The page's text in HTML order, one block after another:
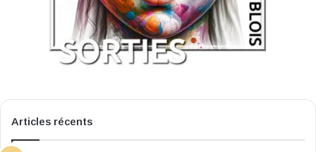
Articles récents